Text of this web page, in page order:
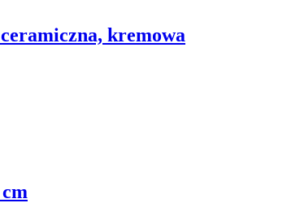
kremowa